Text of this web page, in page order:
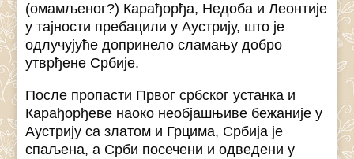
(омамљеног?) Карађорђа, Недоба и Леонтије
у тајности пребацили у Аустрију, што је
одлучујуће допринело сламању добро
утврђене Србије.
После пропасти Првог србског устанка и
Карађорђеве наоко необјашњиве бежаније у
Аустрију са златом и Грцима, Србија је
спаљена, а Срби посечени и одведени у